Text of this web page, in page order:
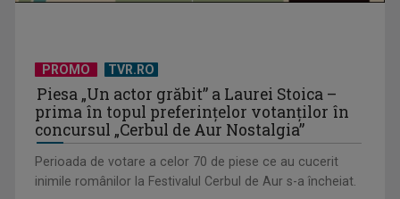
TVR lansează un apel pentru proiecte de emisiuni
PROMO TVR.RO
Piesa „Un actor grăbit” a Laurei Stoica –
prima în topul preferinţelor votanţilor în
concursul „Cerbul de Aur Nostalgia”
Perioada de votare a celor 70 de piese ce au cucerit
inimile românilor la Festivalul Cerbul de Aur s-a încheiat.